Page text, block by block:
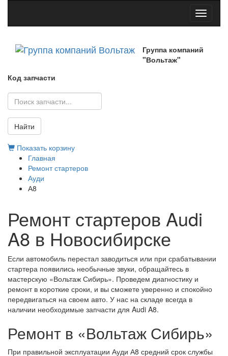
Toggle
Группа компаний
"Вольтаж"
Код запчасти
Найти
Показать корзину
Главная
Ремонт стартеров
Ауди
А8
Ремонт стартеров Audi
A8 в Новосибирске
Если автомобиль перестал заводиться или при срабатывании
стартера появились необычные звуки, обращайтесь в
мастерскую «Вольтаж Сибирь». Проведем диагностику и
ремонт в короткие сроки, и вы сможете уверенно и спокойно
передвигаться на своем авто. У нас на складе всегда в
наличии необходимые запчасти для Audi A8.
Ремонт в «Вольтаж Сибирь»
При правильной эксплуатации Ауди А8 средний срок службы